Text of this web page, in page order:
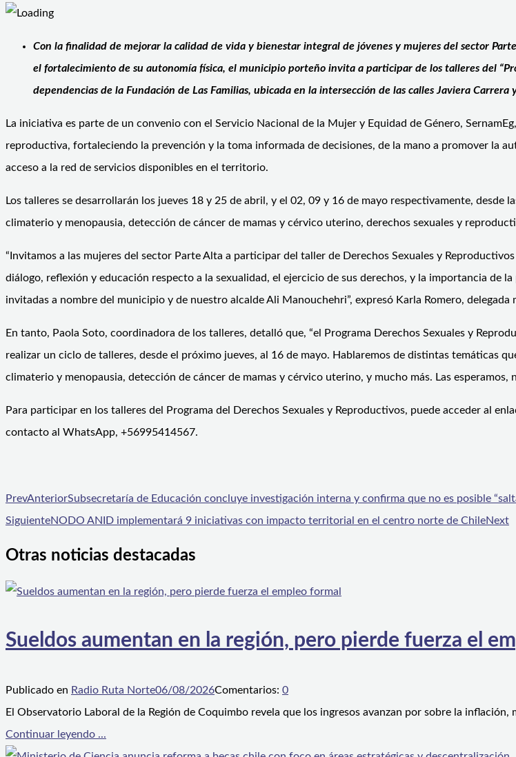
Con la finalidad de mejorar la calidad de vida y bienestar integral de jóvenes y mujeres del sector
el fortalecimiento de su autonomía física, el municipio porteño invita a participar de los talleres del
dependencias de la Fundación de Las Familias, ubicada en la intersección de las calles Javiera Carrera
La iniciativa es parte de un convenio con el Servicio Nacional de la Mujer y Equidad de Género,
reproductiva, fortaleciendo la prevención y la toma informada de decisiones, de la mano a promover la
acceso a la red de servicios disponibles en el territorio.
Los talleres se desarrollarán los jueves 18 y 25 de abril, y el 02, 09 y 16 de mayo respectivamente,
climaterio y menopausia, detección de cáncer de mamas y cérvico uterino, derechos sexuales y
“Invitamos a las mujeres del sector Parte Alta a participar del taller de Derechos Sexuales y
diálogo, reflexión y educación respecto a la sexualidad, el ejercicio de sus derechos, y la importancia de
invitadas a nombre del municipio y de nuestro alcalde Ali Manouchehri”, expresó Karla Romero,
En tanto, Paola Soto, coordinadora de los talleres, detalló que, “el Programa Derechos Sexuales y
realizar un ciclo de talleres, desde el próximo jueves, al 16 de mayo. Hablaremos de distintas temáticas
climaterio y menopausia, detección de cáncer de mamas y cérvico uterino, y mucho más. Las esperamos,
Para participar en los talleres del Programa del Derechos Sexuales y Reproductivos, puede acceder al
contacto al WhatsApp, +56995414567.
PrevAnteriorSubsecretaría de Educación concluye investigación interna y confirma que no es posible
SiguienteNODO ANID implementará 9 iniciativas con impacto territorial en el centro norte de ChileNext
Otras noticias destacadas
Sueldos aumentan en la región, pero pierde fuerza el
Publicado en Radio Ruta Norte06/08/2026Comentarios: 0
El Observatorio Laboral de la Región de Coquimbo revela que los ingresos avanzan por sobre la inflación,
Continuar leyendo ...